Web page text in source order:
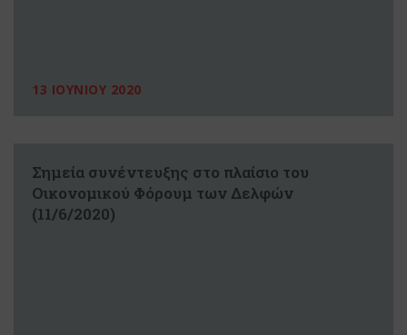
13 ΙΟΥΝΙΟΥ 2020
Σημεία συνέντευξης στο πλαίσιο του
Οικονομικού Φόρουμ των Δελφών
(11/6/2020)